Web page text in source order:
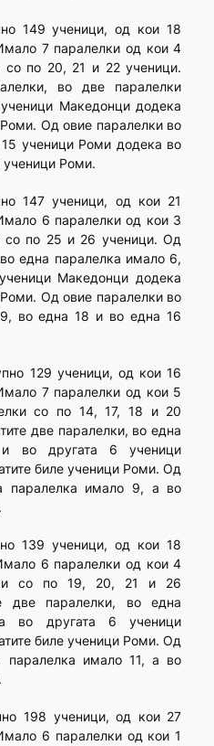
149 ученици, од кои 18
7 паралелки од кои 4
со по 20, 21 и 22 ученици.
во две паралелки
Македонци додека
Од овие паралелки во
ученици Роми додека во
Роми.
147 ученици, од кои 21
6 паралелки од кои 3
со по 25 и 26 ученици. Од
една паралелка имало 6,
Македонци додека
Од овие паралелки во
во една 18 и во една 16
129 ученици, од кои 16
7 паралелки од кои 5
со по 14, 17, 18 и 20
две паралелки, во една
во другата 6 ученици
биле ученици Роми. Од
паралелка имало 9, а во
139 ученици, од кои 18
6 паралелки од кои 4
со по 19, 20, 21 и 26
две паралелки, во една
во другата 6 ученици
биле ученици Роми. Од
паралелка имало 11, а во
198 ученици, од кои 27
6 паралелки од кои 1